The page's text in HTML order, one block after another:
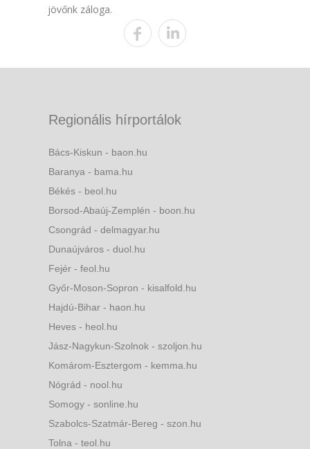
jövőnk záloga.
Regionális hírportálok
Bács-Kiskun - baon.hu
Baranya - bama.hu
Békés - beol.hu
Borsod-Abaúj-Zemplén - boon.hu
Csongrád - delmagyar.hu
Dunaújváros - duol.hu
Fejér - feol.hu
Győr-Moson-Sopron - kisalfold.hu
Hajdú-Bihar - haon.hu
Heves - heol.hu
Jász-Nagykun-Szolnok - szoljon.hu
Komárom-Esztergom - kemma.hu
Nógrád - nool.hu
Somogy - sonline.hu
Szabolcs-Szatmár-Bereg - szon.hu
Tolna - teol.hu